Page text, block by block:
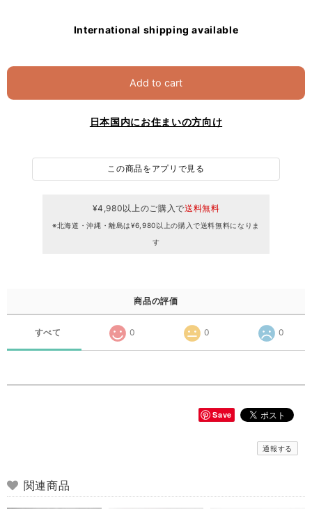
International shipping available
Add to cart
日本国内にお住まいの方向け
この商品をアプリで見る
¥4,980以上のご購入で送料無料
※北海道・沖縄・離島は¥6,980以上の購入で送料無料になりま
す
商品の評価
すべて 0 0 0
Save
通報する
関連商品